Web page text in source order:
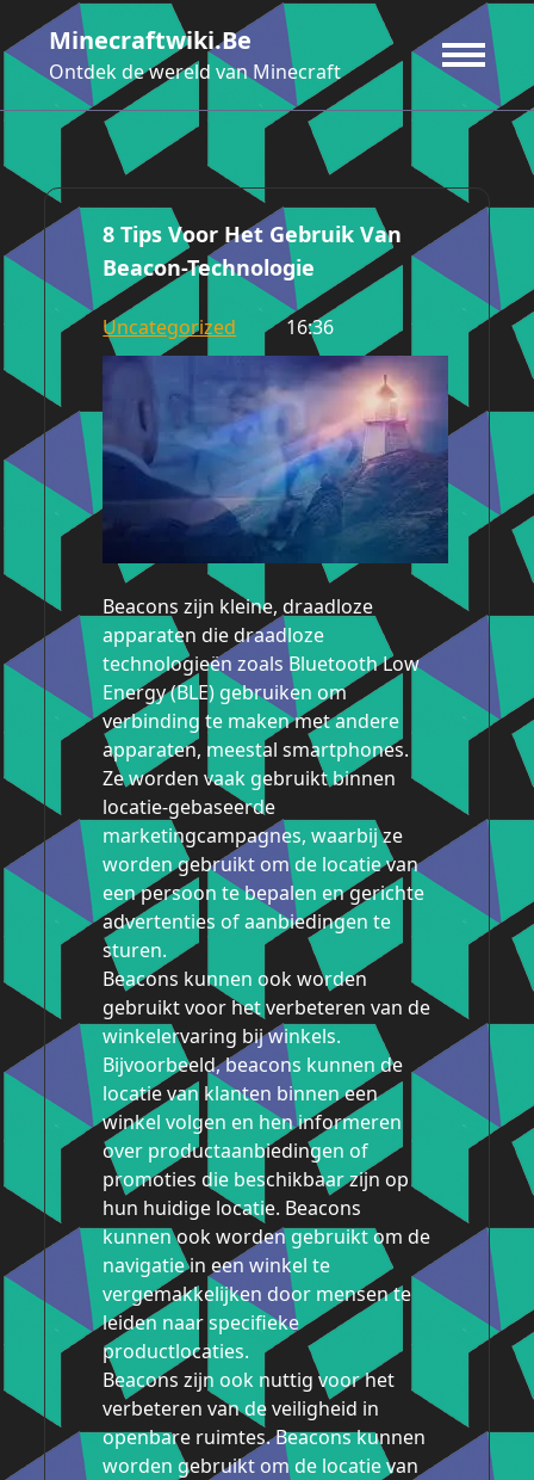
naar
de
inhoud
Minecraftwiki.be
Ontdek de wereld van Minecraft
8 Tips Voor Het Gebruik Van
Beacon-Technologie
Uncategorized 16:36
Beacons zijn kleine, draadloze
apparaten die draadloze
technologieën zoals Bluetooth Low
Energy (BLE) gebruiken om
verbinding te maken met andere
apparaten, meestal smartphones.
Ze worden vaak gebruikt binnen
locatie-gebaseerde
marketingcampagnes, waarbij ze
worden gebruikt om de locatie van
een persoon te bepalen en gerichte
advertenties of aanbiedingen te
sturen.
Beacons kunnen ook worden
gebruikt voor het verbeteren van de
winkelervaring bij winkels.
Bijvoorbeeld, beacons kunnen de
locatie van klanten binnen een
winkel volgen en hen informeren
over productaanbiedingen of
promoties die beschikbaar zijn op
hun huidige locatie. Beacons
kunnen ook worden gebruikt om de
navigatie in een winkel te
vergemakkelijken door mensen te
leiden naar specifieke
productlocaties.
Beacons zijn ook nuttig voor het
verbeteren van de veiligheid in
openbare ruimtes. Beacons kunnen
worden gebruikt om de locatie van